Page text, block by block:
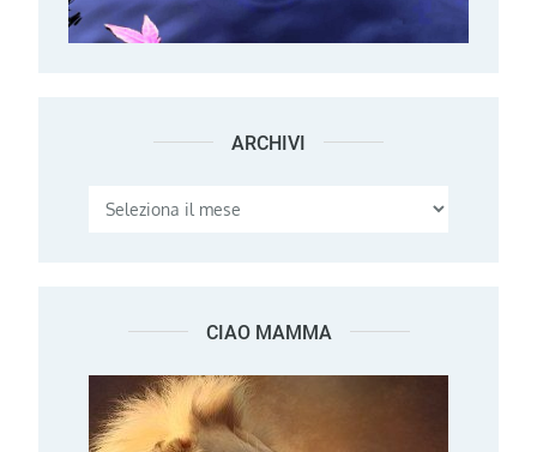
ARCHIVI Archivi
CIAO MAMMA